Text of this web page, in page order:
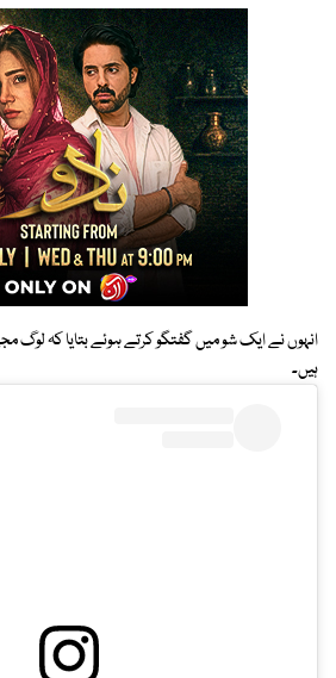
انہوں نے ایک شو میں گفتگو کرتے ہوئے بتایا کہ
ہیں۔